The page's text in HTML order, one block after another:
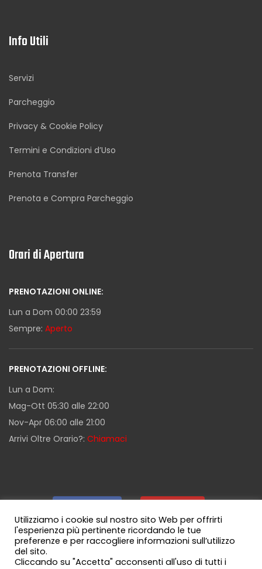
Info Utili
Servizi
Parcheggio
Privacy & Cookie Policy
Termini e Condizioni d’Uso
Prenota Transfer
Prenota e Compra Parcheggio
Orari di Apertura
PRENOTAZIONI ONLINE:
Lun a Dom 00:00 23:59
Sempre: Aperto
PRENOTAZIONI OFFLINE:
Lun a Dom:
Mag-Ott 05:30 alle 22:00
Nov-Apr 06:00 alle 21:00
Arrivi Oltre Orario?: Chiamaci
Guida Milazzo | Canale WhatsApp
Utilizziamo i cookie sul nostro sito Web per offrirti
l'esperienza più pertinente ricordando le tue
preferenze e per raccogliere informazioni sull’utilizzo
del sito.
Cliccando su "Accetta" acconsenti all'uso di tutti i